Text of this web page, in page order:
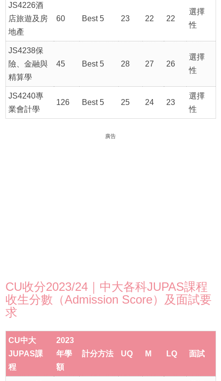
JS4226酒
店旅遊及房
地產
60 Best 5 23 22 22
選擇
性
JS4238保
險、金融與
精算學
45 Best 5 28 27 26
選擇
性
JS4240專
業會計學
126 Best 5 25 24 23
選擇
性
廣告
CU收分2023/24｜中大各科JUPAS課程
收生分數（Admission Score）及面試要
求
CU中大
JUPAS課
程
2023
年學
額
計分方法 UQ M LQ 面試